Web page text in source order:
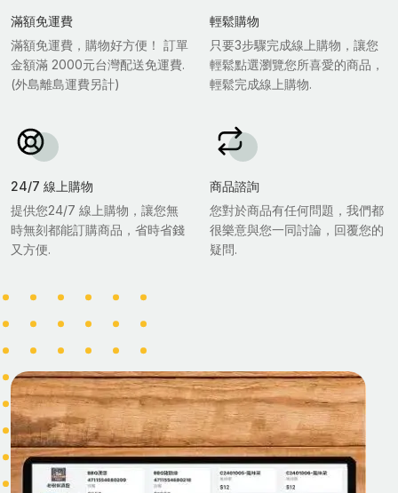
滿額免運費
滿額免運費，購物好方便！ 訂單
金額滿 2000元台灣配送免運費.
(外島離島運費另計)
輕鬆購物
只要3步驟完成線上購物，讓您
輕鬆點選瀏覽您所喜愛的商品，
輕鬆完成線上購物.
24/7 線上購物
提供您24/7 線上購物，讓您無
時無刻都能訂購商品，省時省錢
又方便.
商品諮詢
您對於商品有任何問題，我們都
很樂意與您一同討論，回覆您的
疑問.